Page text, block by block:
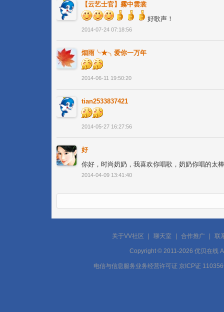
【云艺士官】霧中雲裳
好歌声！
2014-07-24 07:18:56
烟雨╰★╮爱你一万年
2014-06-11 19:50:20
tian2533837421
2014-05-27 16:27:56
好
你好，时尚奶奶，我喜欢你唱歌，奶奶你唱的太
2014-04-09 13:41:40
关于VV社区 聊天室 合作推广 联
Copyright © 2011-2026 优贝在线
电信与信息服务业务经营许可证 京ICP证